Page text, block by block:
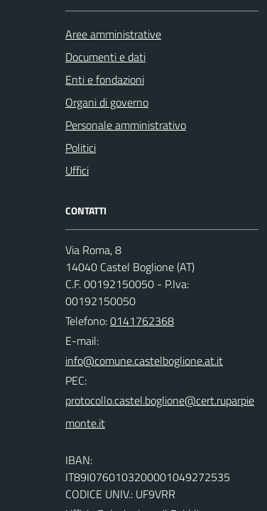
Aree amministrative
Documenti e dati
Enti e fondazioni
Organi di governo
Personale amministrativo
Politici
Uffici
CONTATTI
Via Roma, 8
14040 Castel Boglione (AT)
C.F. 00192150050 - P.Iva:
00192150050
Telefono:0141762368
E-mail:
PEC:
IBAN:
IT89I0760103200001049272535
CODICE UNIV.: UF9VRR